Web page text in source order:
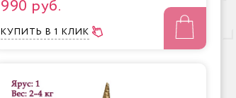
990 руб.
КУПИТЬ В 1 КЛИК